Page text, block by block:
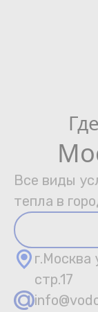
Все виды
тепла в
г.Москва
стр.17